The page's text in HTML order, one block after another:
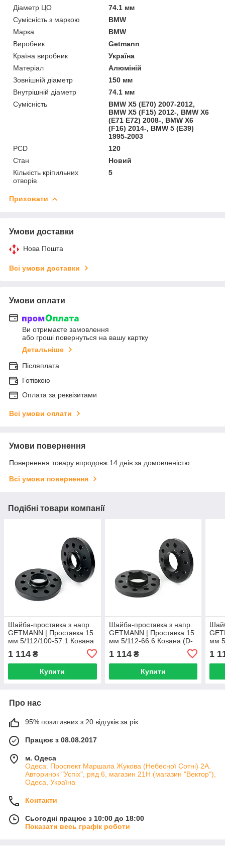
Діаметр ЦО
74.1 мм
Сумісність з маркою
BMW
Марка
BMW
Виробник
Getmann
Країна виробник
Україна
Матеріал
Алюміній
Зовнішній діаметр
150 мм
Внутрішній діаметр
74.1 мм
Сумісність
BMW X5 (E70) 2007-2012,
BMW X5 (F15) 2012-, BMW X6
(E71 E72) 2008-, BMW X6
(F16) 2014-, BMW 5 (E39)
1995-2003
PCD
120
Стан
Новий
Кількість кріпильних
отворів
5
Приховати
Умови доставки
Нова Пошта
Всі умови доставки
Умови оплати
Ви отримаєте замовлення
або гроші повернуться на вашу картку
Детальніше
Післяплата
Готівкою
Оплата за реквізитами
Всі умови оплати
Умови повернення
Повернення товару впродовж 14 днів за домовленістю
Всі умови повернення
Подібні товари компанії
Шайба-проставка з напр.
GETMANN | Проставка 15
мм 5/112/100-57.1 Кована
1 114 ₴
Купити
Шайба-проставка з напр.
GETMANN | Проставка 15
мм 5/112-66.6 Кована (D-
1 114₴
Купити
мм
1
Про нас
95% позитивних з 20 відгуків за рік
Працює з 08.08.2017
м. Одеса
Одеса. Проспект Маршала Жукова (Небесної Сотні) 2А.
Авторинок "Успіх", ряд 6, магазин 21Н (магазин "Вектор"),
Одеса, Україна
Контакти
Сьогодні працює з 10:00 до 18:00
Показати весь графік роботи